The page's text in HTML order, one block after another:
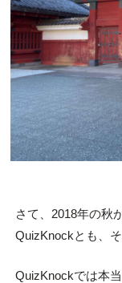
さて、2018年の秋
QuizKnockとも、
QuizKnockでは本